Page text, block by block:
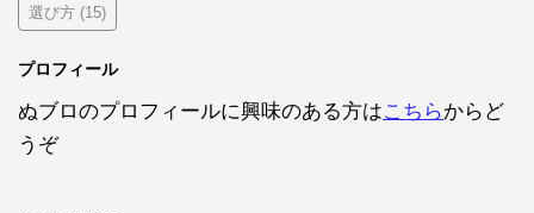
選び方 (15)
プロフィール
ぬブロのプロフィールに興味のある方はこちらからど
うぞ